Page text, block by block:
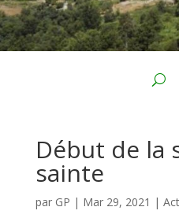
Début de la
sainte
par GP | Mar 29, 2021 |